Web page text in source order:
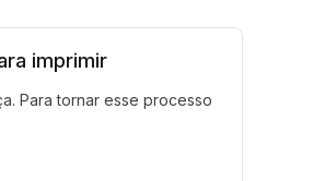
imprimir
Para tornar esse processo